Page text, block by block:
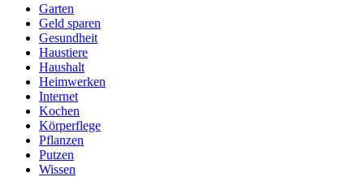
Garten
Geld sparen
Gesundheit
Haustiere
Haushalt
Heimwerken
Internet
Kochen
Körperflege
Pflanzen
Putzen
Wissen